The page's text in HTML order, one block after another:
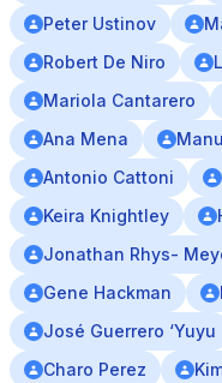
Peter Ustinov
Robert De Niro
Mariola Cantarero
Ana Mena
Antonio Cattoni
Keira Knightley
Jonathan Rhys-
Gene Hackman
José Guerrero ‘Yuyu
Charo Perez